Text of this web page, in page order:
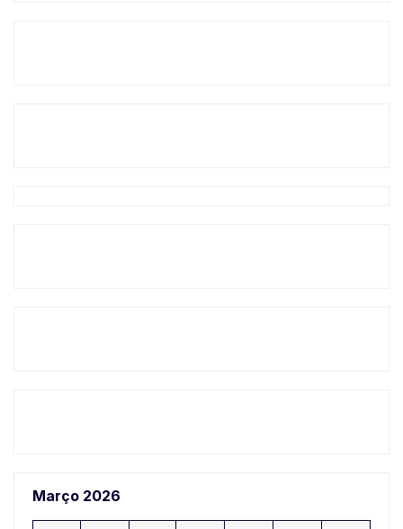
Março 2026